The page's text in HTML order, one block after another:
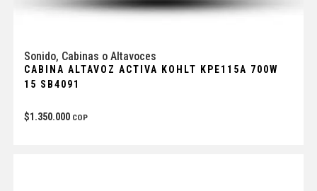
Sonido, Cabinas o Altavoces
CABINA ALTAVOZ ACTIVA KOHLT KPE115A 700W
15 SB4091
$1.350.000 COP